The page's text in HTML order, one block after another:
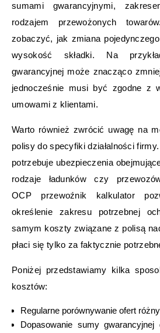
sumami gwarancyjnymi,
rodzajem przewożonych
zobaczyć, jak zmiana
wysokość składki. Na
gwarancyjnej może znacząco
jednocześnie musi być zgodne z
umowami z klientami.
Warto również zwrócić uwagę na
polisy do specyfiki działalności
potrzebuje ubezpieczenia
rodzaje ładunków czy
OCP przewoźnik kalkulator
określenie zakresu potrzebnej
samym koszty związane z polisą
płaci się tylko za faktycznie
Poniżej przedstawiamy kilka
kosztów:
Regularne porównywanie ofert
Dopasowanie sumy